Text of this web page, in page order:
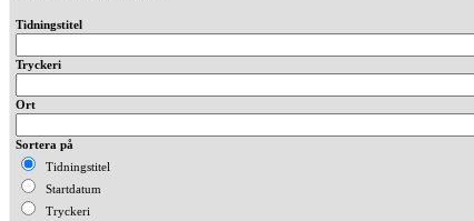
Tidningstitel
Tryckeri
Ort
Sortera på
Tidningstitel
Startdatum
Tryckeri